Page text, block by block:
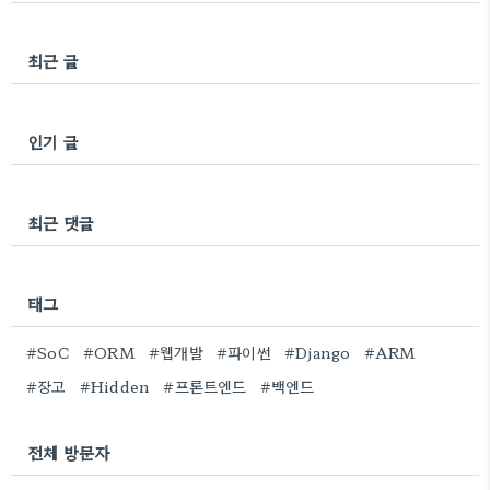
최근 글
인기 글
최근 댓글
태그
#SoC #ORM #웹개발 #파이썬 #Django
#ARM
#장고
#Hidden #프론트엔드 #백엔드
전체 방문자